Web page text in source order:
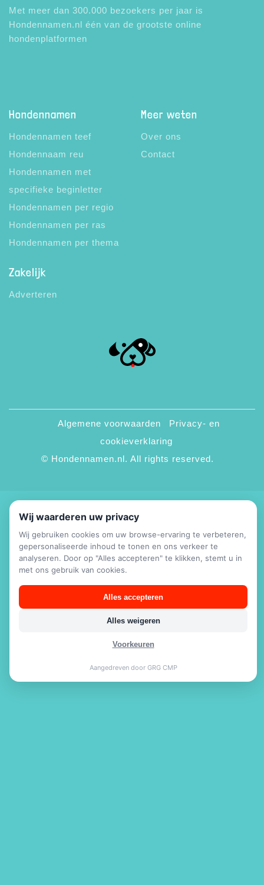
Met meer dan 300.000 bezoekers per jaar is
Hondennamen.nl één van de grootste online
hondenplatformen
Hondennamen
Hondennamen teef
Hondennaam reu
Hondennamen met
specifieke beginletter
Hondennamen per regio
Hondennamen per ras
Hondennamen per thema
Meer weten
Over ons
Contact
Zakelijk
Adverteren
© Hondennamen.nl. All rights reserved.
Algemene voorwaarden
Privacy- en
cookieverklaring